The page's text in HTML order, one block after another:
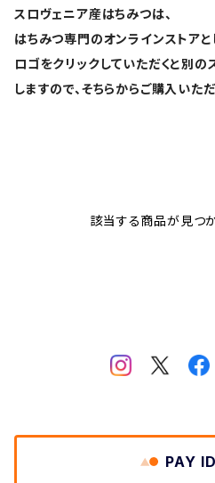
スロヴェニア産はちみつは、
はちみつ専門のオンラインストアと
ロゴをクリックしていただくと別の
しますので、そちらからご購入いただ
該当する商品が見つか
PAY